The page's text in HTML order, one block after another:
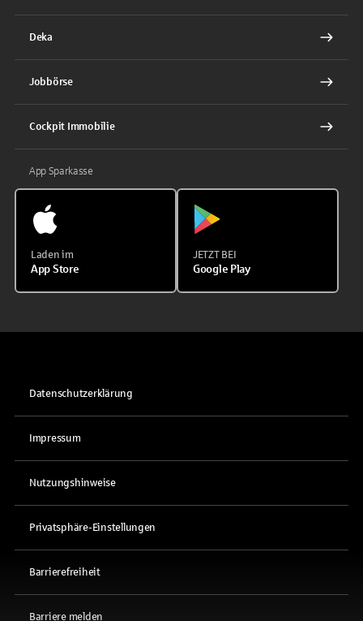
Deka
Jobbörse
Cockpit Immobilie
App Sparkasse
Laden im
App Store
JETZT BEI
Google Play
Datenschutzerklärung
Impressum
Nutzungshinweise
Privatsphäre-Einstellungen
Barrierefreiheit
Barriere melden